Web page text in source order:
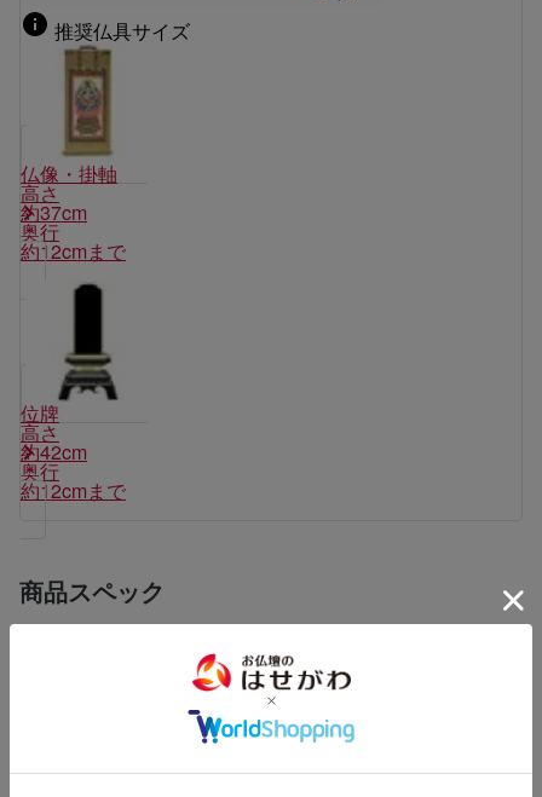
推奨仏具サイズ
仏像・掛軸
高さ
約37cm
奥行
約12cmまで
位牌
高さ
約42cm
奥行
約12cmまで
商品スペック
素材・サイズ・重量など
幅56×奥行41×高さ69(cm)